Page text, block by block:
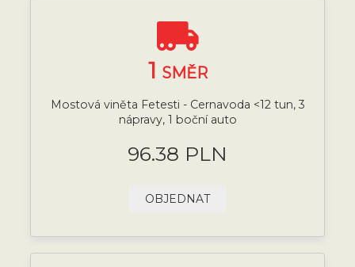
1 SMĚR
Mostová viněta Fetesti - Cernavoda <12 tun, 3
nápravy, 1 boční auto
96.38 PLN
OBJEDNAT